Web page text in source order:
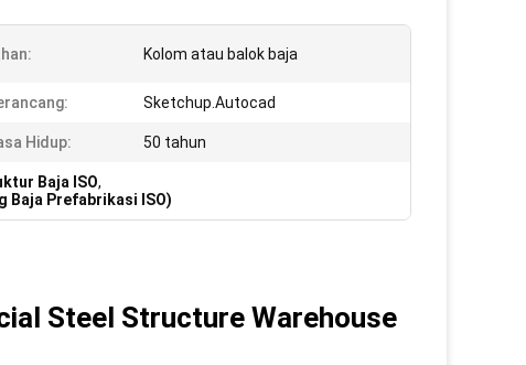
Kolom atau balok baja
Sketchup.Autocad
Hidup: 50 tahun
Baja ISO,
Baja Prefabrikasi ISO)
Steel Structure Warehouse